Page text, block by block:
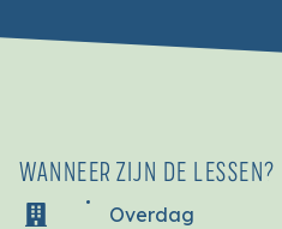
WANNEER ZIJN DE LESSEN?
Overdag